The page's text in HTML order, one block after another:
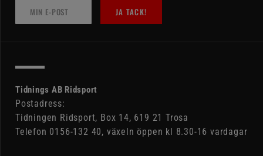
JA TACK!
Tidnings AB Ridsport
Postadress:
Tidningen Ridsport, Box 14, 619 21 Trosa
Telefon 0156-132 40, växeln öppen kl 8.30-16 vardagar